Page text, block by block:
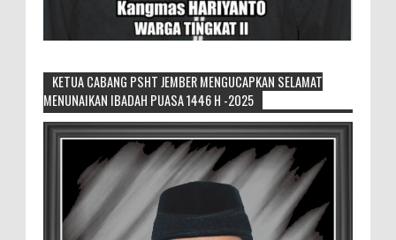
Generasi Kedua Pertahankan Grup
Keroncong Agar Tetap Eksis
Grup Keroncong Setia Kawan dari Jember,
ikut memeriahkan panggung JFC
Exhibition di Alun-Alun Jember beberapa waktu lalu.
MEMOPOS.co.id, Jem...
KETUA CABANG PSHT JEMBER MENGUCAPKAN SELAMAT
MENUNAIKAN IBADAH PUASA 1446 H -2025